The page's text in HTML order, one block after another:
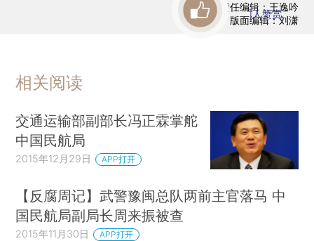
责任编辑：王逸吟
版面编辑：刘潇
1人赞赏
相关阅读
交通运输部副部长冯正霖掌舵
中国民航局
2015年12月29日 APP打开
【反腐周记】武警豫闽总队两前主官落马 中
国民航局副局长周来振被查
2015年11月30日 APP打开